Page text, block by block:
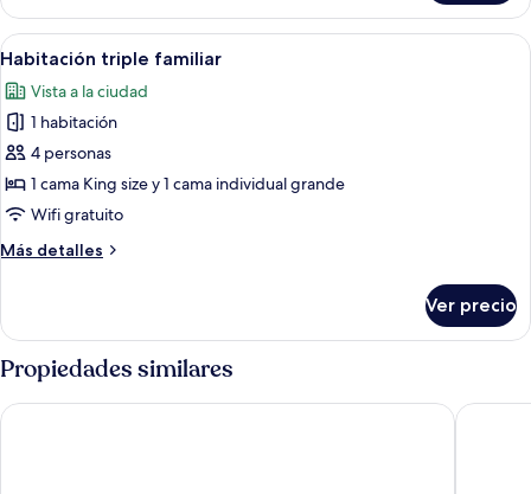
individuales
ejecutiva
con
1
matrimonial
o
individuales
Abrir
todas
las
fotos
de
Habitación
triple
Habitación de hotel con una cama
10
Habitación triple familiar
Vista a la ciudad
1 habitación
4 personas
1 cama King size y 1 cama individual grande
Wifi gratuito
Más detalles
Más
triple
familiar
Ver precio
Propiedades similares
Dream Premium Hotel & Spa